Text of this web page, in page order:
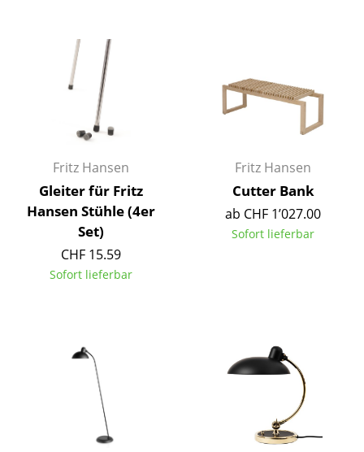
Kinderbetten
Nachttische & Bettzubehör
... alle Betten
Uhren
Spiegel
Figuren & Miniaturen
Vasen
Büroutensilien
Aufbewahrungsboxen
Fritz Hansen
Gleiter für Fritz
Hansen Stühle (4er
Set)
CHF 15.59
Sofort lieferbar
Fritz Hansen
Cutter Bank
ab CHF 1’027.00
Sofort lieferbar